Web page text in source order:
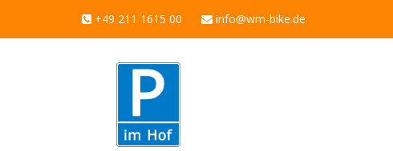
+49 211 1615 00 info@wm-bike.de